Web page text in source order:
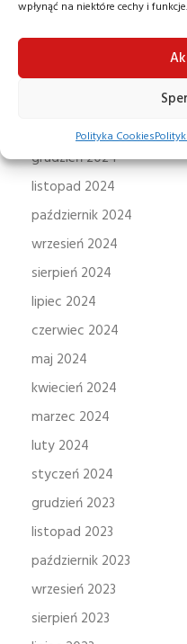
wpłynąć na niektóre cechy i funkcje.
Polityka Cookies
maj 2025
kwiecień 2025
styczeń 2025
grudzień 2024
listopad 2024
październik 2024
wrzesień 2024
sierpień 2024
lipiec 2024
czerwiec 2024
maj 2024
kwiecień 2024
marzec 2024
luty 2024
styczeń 2024
grudzień 2023
listopad 2023
październik 2023
wrzesień 2023
sierpień 2023